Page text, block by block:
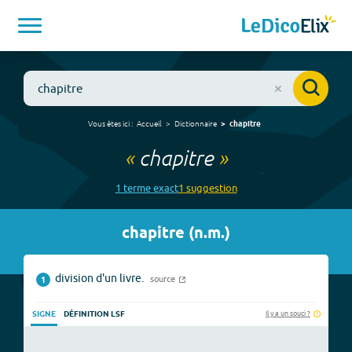
Vous êtes ici : Accueil Dictionnaire chapitre
« chapitre»
1 termeexact1 suggestion
chapitre (n.m.)
1 division d'un livre. source
SIGNE DÉFINITION LSF Il y a un souci ?